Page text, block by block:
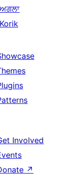
ਅਗਲਾ
Korik
Involved
↗